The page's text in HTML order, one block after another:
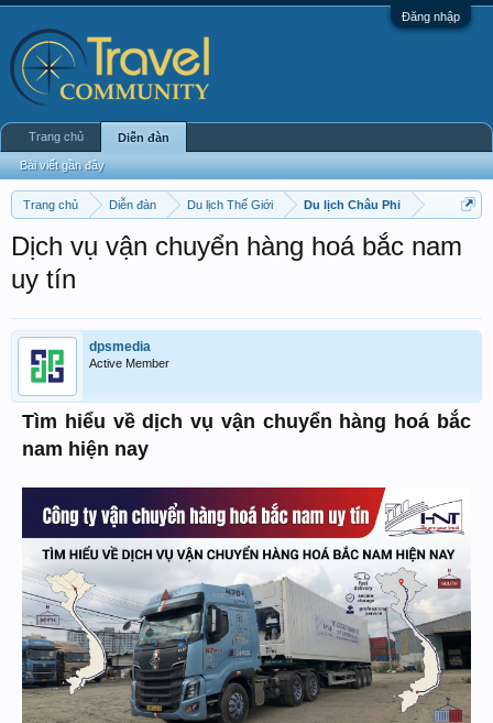
Đăng nhập
Trang chủ Diễn đàn Du lịch Thế Giới Du lịch Châu Phi
Dịch vụ vận chuyển hàng hoá bắc nam
uy tín
dpsmedia
Active Member
Tìm hiểu về dịch vụ vận chuyển hàng hoá bắc
nam hiện nay
Trang chủ Diễn đàn
Bài viết gần đây